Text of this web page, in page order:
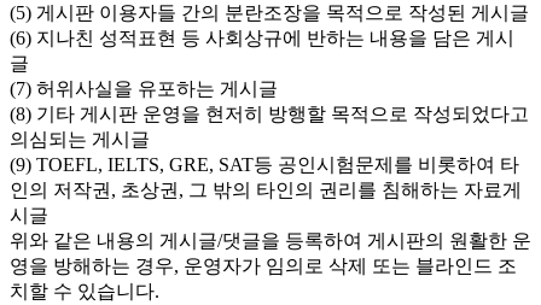
(5) 게시판 이용자들 간의 분란조장을 목적으로 작성된 게시글
(6) 지나친 성적표현 등 사회상규에 반하는 내용을 담은 게시
글
(7) 허위사실을 유포하는 게시글
(8) 기타 게시판 운영을 현저히 방행할 목적으로 작성되었다고
의심되는 게시글
(9) TOEFL, IELTS, GRE, SAT등 공인시험문제를 비롯하여 타
인의 저작권, 초상권, 그 밖의 타인의 권리를 침해하는 자료게
시글
위와 같은 내용의 게시글/댓글을 등록하여 게시판의 원활한 운
영을 방해하는 경우, 운영자가 임의로 삭제 또는 블라인드 조
치할 수 있습니다.